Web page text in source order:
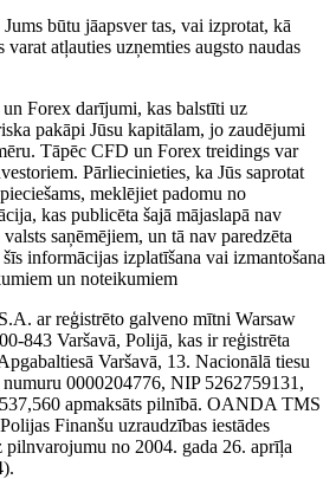
būtu jāapsver tas, vai izprotat, kā
atļauties uzņemties augsto naudas
Forex darījumi, kas balstīti uz
pakāpi Jūsu kapitālam, jo zaudējumi
Tāpēc CFD un Forex treidings var
Pārliecinieties, ka Jūs saprotat
meklējiet padomu no
kas publicēta šajā mājaslapā nav
saņēmējiem, un tā nav paredzēta
informācijas izplatīšana vai izmantošana
un noteikumiem
ar reģistrēto galveno mītni Warsaw
843 Varšavā, Polijā, kas ir reģistrēta
Varšavā, 13. Nacionālā tiesu
0000204776, NIP 5262759131,
apmaksāts pilnībā. OANDA TMS
Finanšu uzraudzības iestādes
pilnvarojumu no 2004. gada 26. aprīļa